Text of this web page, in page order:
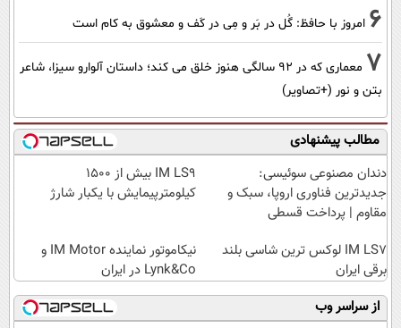
6 امروز با حافظ: گُل در بَر و مِی در کَف و معشوق به کام است
7
معماری که در 92 سالگی هنوز خلق می کند؛ داستان آلوارو سیزا، شاعر
بتن و نور (+تصاویر)
مطالب پیشنهادی
دندان مصنوعی سوئیسی:
جدیدترین فناوری اروپا، سبک و
مقاوم | پرداخت قسطی
IM LS9 بیش از 1500
کیلومترپیمایش با یکبار شارژ
IM LS7 لوکس ترین شاسی بلند
برقی ایران
نیکاموتور نماینده IM Motor و
Lynk&Co در ایران
از سراسر وب